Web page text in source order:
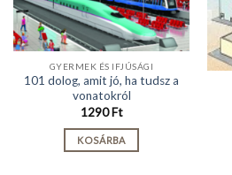
GYERMEK ÉS IFJÚSÁGI
101 dolog, amit jó, ha tudsz a
vonatokról
1290Ft
KOSÁRBA